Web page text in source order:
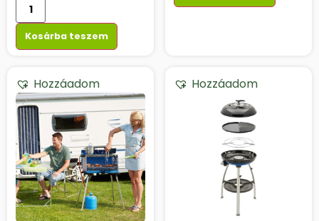
Kosárba teszem
Hozzáadom Hozzáadom